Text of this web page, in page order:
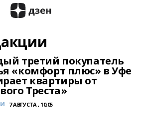
третий покупатель
«комфорт плюс» в Уфе
квартиры от
Треста»
7 АВГУСТА , 10:05